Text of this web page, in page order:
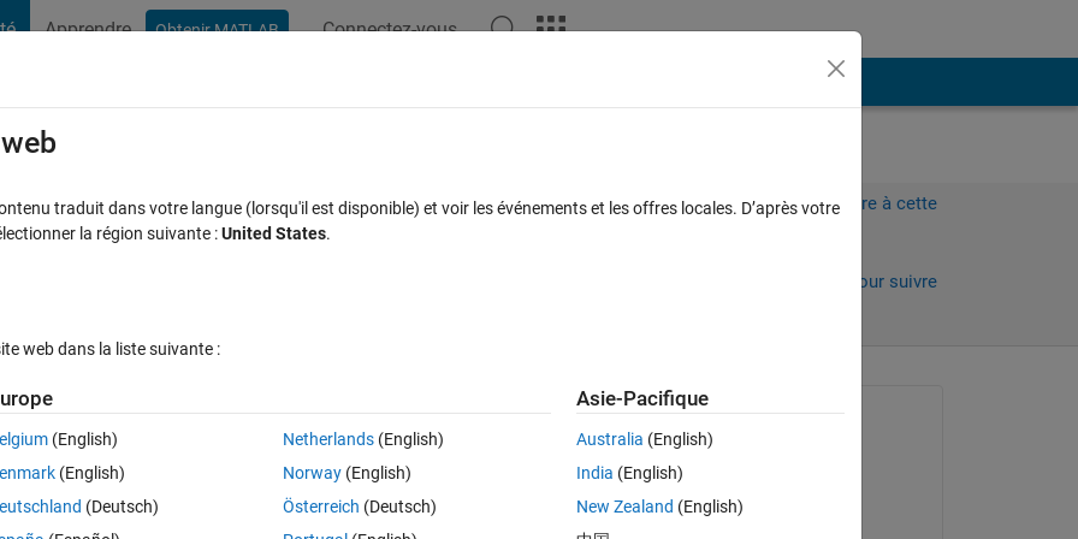
Apprendre Obtenir MATLAB Connectez-vous
Connectez-vous pour répondre à cette
Connectez-vous pour suivre
Afficher commentaires plus anciens
Ouvrir dans MATLAB Online
I am using Psychtoolbox and there doesn't seem to be a specific
a line:
Brett
le 14 Nov 2012
traduit dans votre langue (lorsqu'il est disponible) et voir les événements et les offres locales. D’après votre
la région suivante :United States.
web dans la liste suivante :
(English)
(English)
(Deutsch)
Netherlands(English)
Norway(English)
Österreich (Deutsch)
Asie-Pacifique
Australia (English)
India (English)
New Zealand (English)